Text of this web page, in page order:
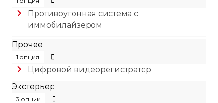
Противоугонная система с
иммобилайзером
Прочее
1 опция
Цифровой видеорегистратор
Экстерьер
3 опции